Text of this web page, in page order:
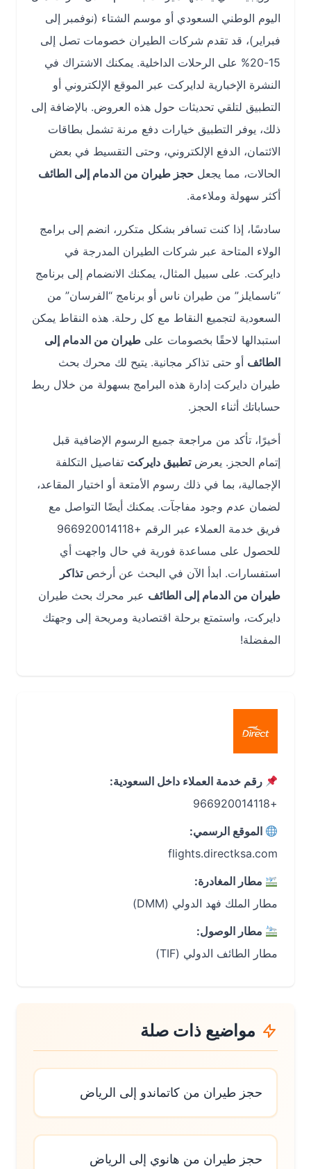
اليوم الوطني السعودي أو موسم الشتاء (نوفمبر إلى
فبراير)، قد تقدم شركات الطيران خصومات تصل إلى
15-20% على الرحلات الداخلية. يمكنك الاشتراك في
النشرة الإخبارية لدايركت عبر الموقع الإلكتروني أو
التطبيق لتلقي تحديثات حول هذه العروض. بالإضافة إلى
ذلك، يوفر التطبيق خيارات دفع مرنة تشمل بطاقات
الائتمان، الدفع الإلكتروني، وحتى التقسيط في بعض
الحالات، مما يجعل حجز طيران من الدمام إلى الطائف
أكثر سهولة وملاءمة.
سادسًا، إذا كنت تسافر بشكل متكرر، انضم إلى برامج
الولاء المتاحة عبر شركات الطيران المدرجة في
دايركت. على سبيل المثال، يمكنك الانضمام إلى برنامج
“ناسمايلز” من طيران ناس أو برنامج “الفرسان” من
السعودية لتجميع النقاط مع كل رحلة. هذه النقاط يمكن
استبدالها لاحقًا بخصومات علىطيران من الدمام إلى
الطائفأو حتى تذاكر مجانية. يتيح لك محرك بحث
طيران دايركت إدارة هذه البرامج بسهولة من خلال ربط
حساباتك أثناء الحجز.
أخيرًا، تأكد من مراجعة جميع الرسوم الإضافية قبل
إتمام الحجز. يعرضتطبيق دايركتتفاصيل التكلفة
الإجمالية، بما في ذلك رسوم الأمتعة أو اختيار المقاعد،
لضمان عدم وجود مفاجآت. يمكنك أيضًا التواصل مع
فريق خدمة العملاء عبر الرقم +966920014118
للحصول على مساعدة فورية في حال واجهت أي
استفسارات. ابدأ الآن في البحث عن أرخص تذاكر
طيران من الدمام إلى الطائفعبر محرك بحث طيران
دايركت، واستمتع برحلة اقتصادية ومريحة إلى وجهتك
المفضلة!
رقم خدمة العملاء داخل السعودية:
الموقع الرسمي:
flights.directksa.com
مطار المغادرة:
مطار الملك فهد الدولي (DMM)
مطار الوصول:
مطار الطائف الدولي (TIF)
مواضيع ذات صلة
حجز طيران من كاتماندو إلى الرياض
حجز طيران من هانوي إلى الرياض